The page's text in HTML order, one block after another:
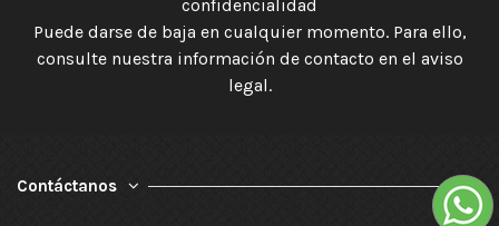
confidencialidad
Puede darse de baja en cualquier momento. Para ello,
consulte nuestra información de contacto en el aviso
legal.
Contáctanos